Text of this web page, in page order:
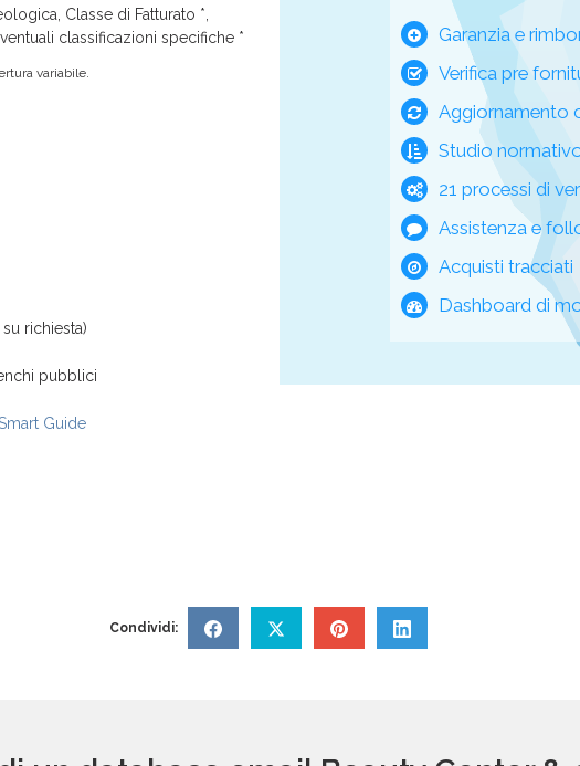
Classe di Fatturato *,
classificazioni specifiche *
variabile.
richiesta)
pubblici
Guide
Garanzia e
Verifica pre
Aggiornamento
Studio
21 processi di
Assistenza e
Acquisti tracciati
Dashboard di
Condividi: